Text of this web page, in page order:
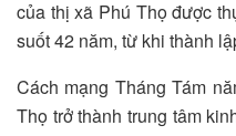
của thị xã Phú Thọ được
suốt 42 năm, từ khi thành
Cách mạng Tháng Tám
Thọ trở thành trung tâm